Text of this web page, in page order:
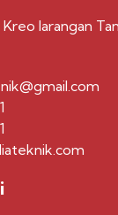
Kreo larangan